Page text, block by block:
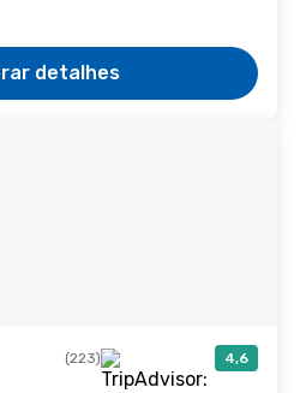
detalhes
(223) 4,6